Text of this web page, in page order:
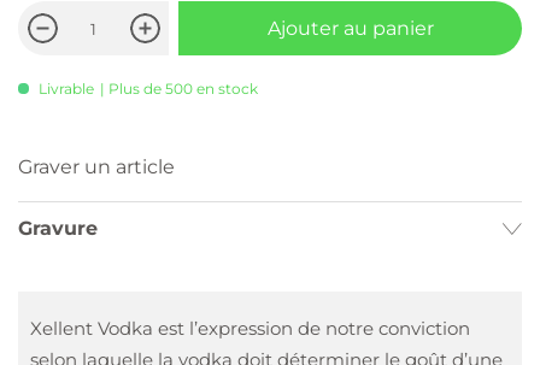
Ajouter au panier
Livrable | Plus de 500 en stock
Graver un article
Gravure
Xellent Vodka est l’expression de notre conviction
selon laquelle la vodka doit déterminer le goût d’une